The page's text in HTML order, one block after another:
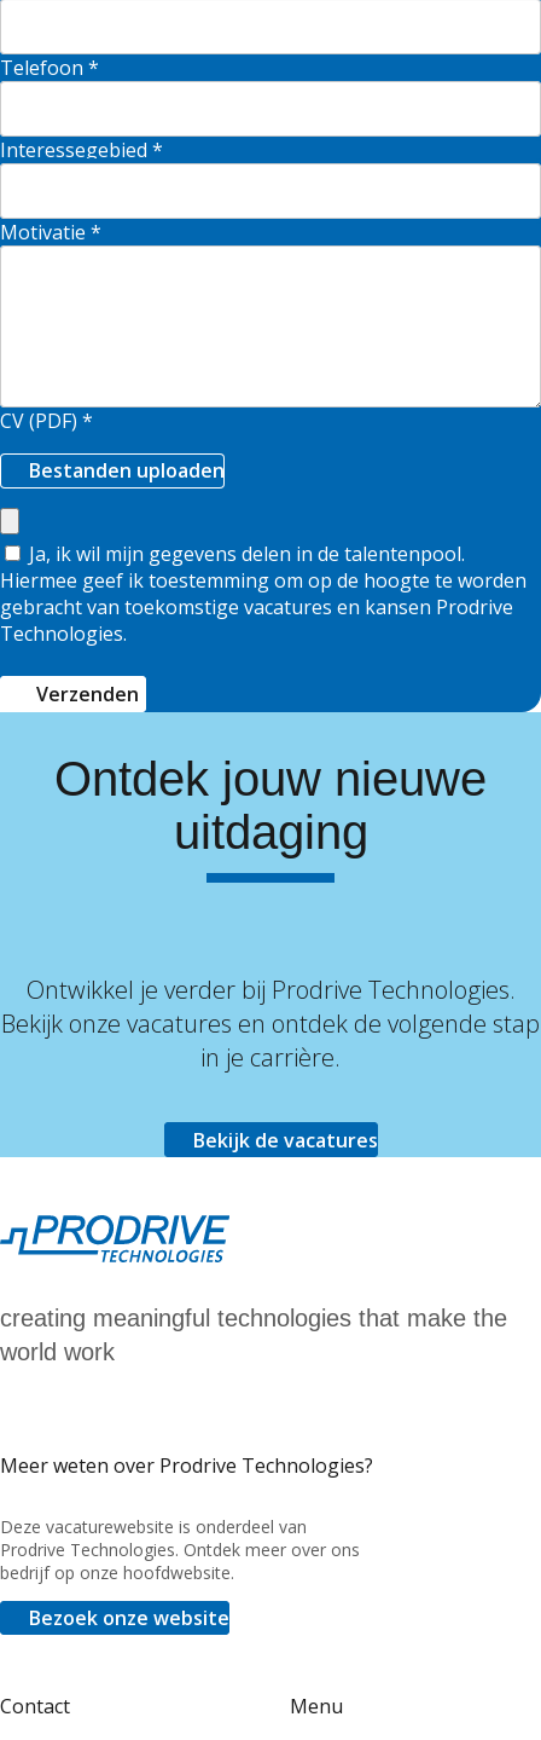
Telefoon *
Interessegebied *
Motivatie *
CV (PDF) *
Bestanden uploaden
Ja, ik wil mijn gegevens delen in de talentenpool.
Hiermee geef ik toestemming om op de hoogte te worden
gebracht van toekomstige vacatures en kansen Prodrive
Technologies.
Verzenden
Ontdek jouw nieuwe
uitdaging
Ontwikkel je verder bij Prodrive Technologies.
Bekijk onze vacatures en ontdek de volgende stap
in je carrière.
Bekijk de vacatures
creating meaningful technologies that make the
world work
Meer weten over Prodrive Technologies?
Deze vacaturewebsite is onderdeel van
Prodrive Technologies. Ontdek meer over ons
bedrijf op onze hoofdwebsite.
Bezoek onze website
Contact Menu